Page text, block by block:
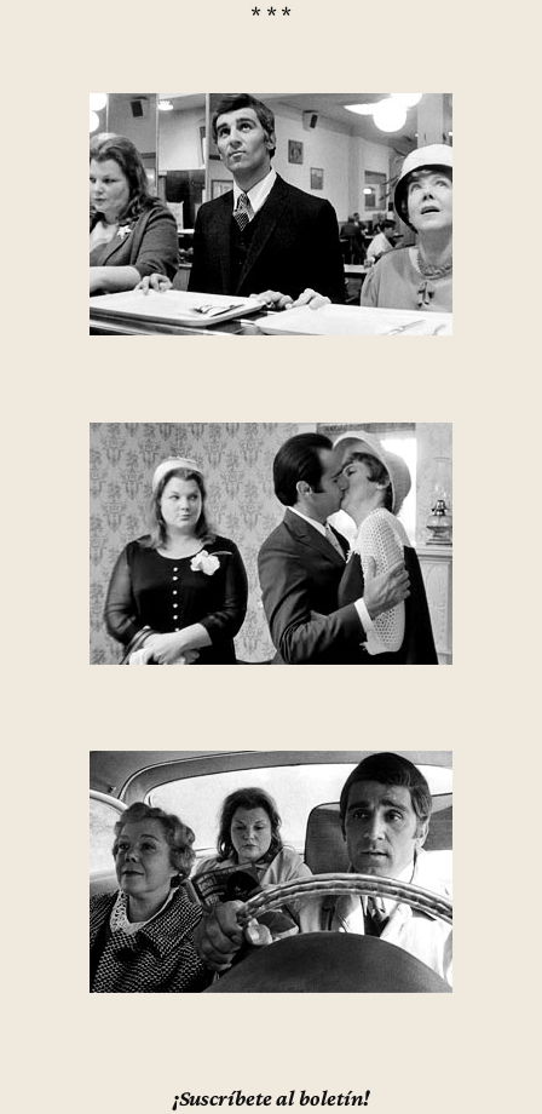
* * *
¡Suscríbete al boletín!